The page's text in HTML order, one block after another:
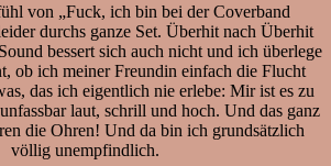
von „Fuck, ich bin bei der Coverband
durchs ganze Set. Überhit nach Überhit
bessert sich auch nicht und ich überlege
ob ich meiner Freundin einfach die Flucht
das ich eigentlich nie erlebe: Mir ist es zu
laut, schrill und hoch. Und das ganz
die Ohren! Und da bin ich grundsätzlich
völlig unempfindlich.